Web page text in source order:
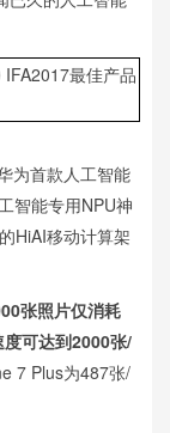
为首款人工智能
智能专用NPU神
HiAI移动计算架
张照片仅消耗
可达到2000张/
7 Plus为487张/